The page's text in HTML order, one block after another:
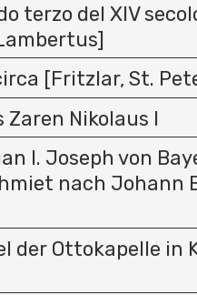
terzo del XIV
[Fritzlar, St.
Zaren Nikolaus I
I. Joseph von
nach Johann
der Ottokapelle in